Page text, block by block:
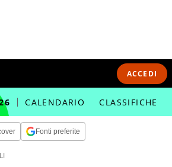
ACCEDI
CALENDARIO CLASSIFICHE
Fonti preferite